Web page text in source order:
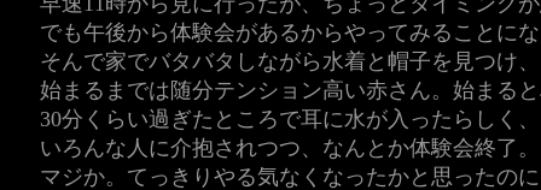
でも午後から体験会があるからやってみることに
そんで家でバタバタしながら水着と帽子を見つけ
始まるまでは随分テンション高い赤さん。始まる
30分くらい過ぎたところで耳に水が入ったらしく
いろんな人に介抱されつつ、なんとか体験会終了
マジか。てっきりやる気なくなったかと思ったの